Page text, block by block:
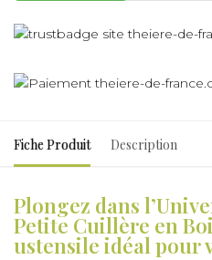
Fiche Produit Description
Plongez dans
Petite Cuillère en
ustensile idéal pour